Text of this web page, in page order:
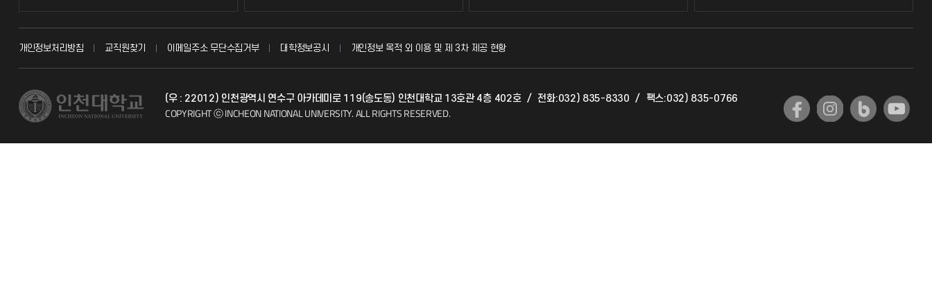
교무회의방송
시설예약
묻고 답하기
자주 묻는 질문(FAQ)
국방헬프콜
산학협력단
교수회
국제교류과
개인정보처리방침 교직원찾기 이메일주소 무단수집거부 대학정보공시 개인정보 목적 외 이용 및 제 3차 제공 현황
(우 : 22012) 인천광역시 연수구 아카데미로 119(송도동) 인천대학교 13호관 4층 402호 / 전화:032) 835-8330 / 팩스:032) 835-0766
COPYRIGHT ⓒ INCHEON NATIONAL UNIVERSITY.ALL RIGHTS RESERVED.